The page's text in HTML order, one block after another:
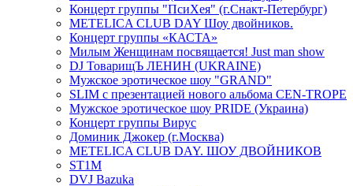
Концерт группы "ПсиХея" (г.Снакт-Петербург)
METELICA CLUB DAY Шоу двойников.
Концерт группы «КАСТА»
Милым Женщинам посвящается! Just man show
DJ ТоварищЪ ЛЕНИН (UKRAINE)
Мужское эротическое шоу "GRAND"
SLIM с презентацией нового альбома CEN-TROPE
Мужское эротическое шоу PRIDE (Украина)
Концерт группы Вирус
Доминик Джокер (г.Москва)
METELICA CLUB DAY. ШОУ ДВОЙНИКОВ
ST1M
DVJ Bazuka